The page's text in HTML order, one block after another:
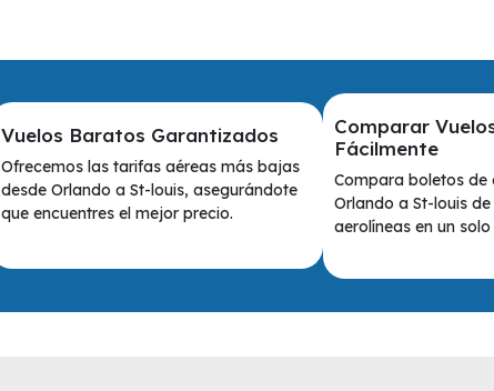
Vuelos Baratos Garantizados
Ofrecemos las tarifas aéreas más bajas
desde Orlando a St-louis, asegurándote
que encuentres el mejor precio.
Comparar
Fácilmente
Compara boletos de
Orlando a St-louis
aerolíneas en un solo